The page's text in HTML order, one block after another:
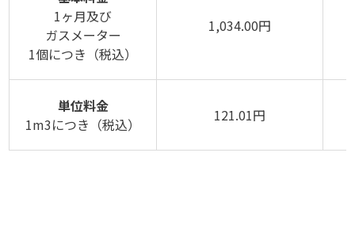
1ヶ月及び
ガスメーター
1個につき（税込）
1,034.00円
単位料金
1m3につき（税込）
121.01円